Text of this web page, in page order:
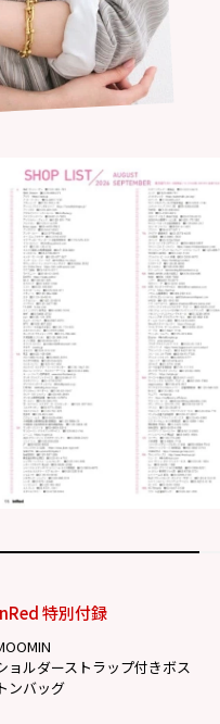
特別付録
ョルダーストラップ付きボス
トンバッグ